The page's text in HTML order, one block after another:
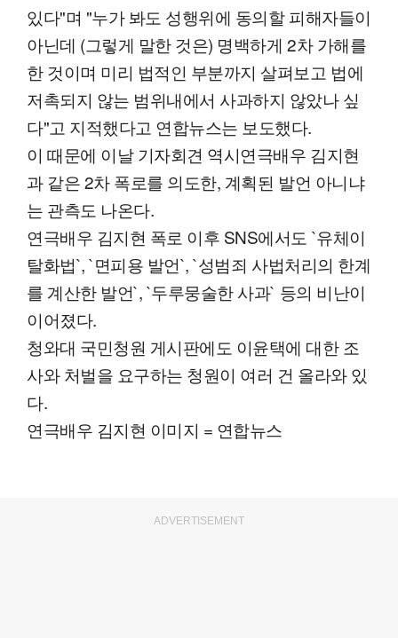
있다"며 "누가 봐도 성행위에 동의할 피해자들이
아닌데 (그렇게 말한 것은) 명백하게 2차 가해를
한 것이며 미리 법적인 부분까지 살펴보고 법에
저촉되지 않는 범위내에서 사과하지 않았나 싶
다"고 지적했다고 연합뉴스는 보도했다.
이 때문에 이날 기자회견 역시연극배우 김지현
과 같은 2차 폭로를 의도한, 계획된 발언 아니냐
는 관측도 나온다.
연극배우 김지현 폭로 이후 SNS에서도 `유체이
탈화법`, `면피용 발언`, `성범죄 사법처리의 한계
를 계산한 발언`, `두루뭉술한 사과` 등의 비난이
이어졌다.
청와대 국민청원 게시판에도 이윤택에 대한 조
사와 처벌을 요구하는 청원이 여러 건 올라와 있
다.
연극배우 김지현 이미지 = 연합뉴스
ADVERTISEMENT